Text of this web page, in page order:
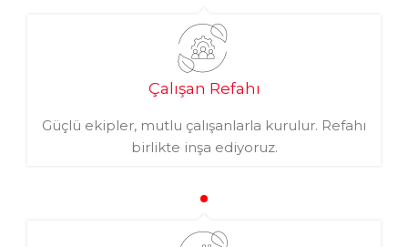
Çalışan Refahı
Güçlü ekipler, mutlu çalışanlarla kurulur. Refahı
birlikte inşa ediyoruz.